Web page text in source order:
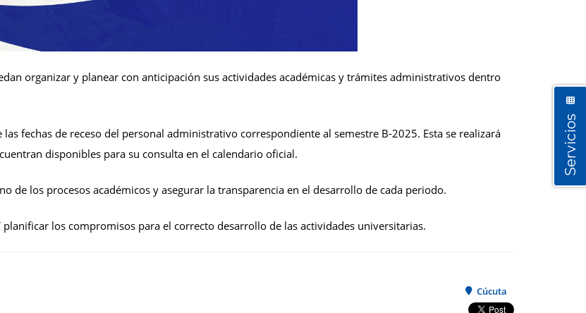
organizar y planear con anticipación sus actividades académicas y trámites administrativos dentro
fechas de receso del personal administrativo correspondiente al semestre B-2025. Esta se realizará
disponibles para su consulta en el calendario oficial.
de los procesos académicos y asegurar la transparencia en el desarrollo de cada periodo.
los compromisos para el correcto desarrollo de las actividades universitarias.
Cúcuta
Servicios